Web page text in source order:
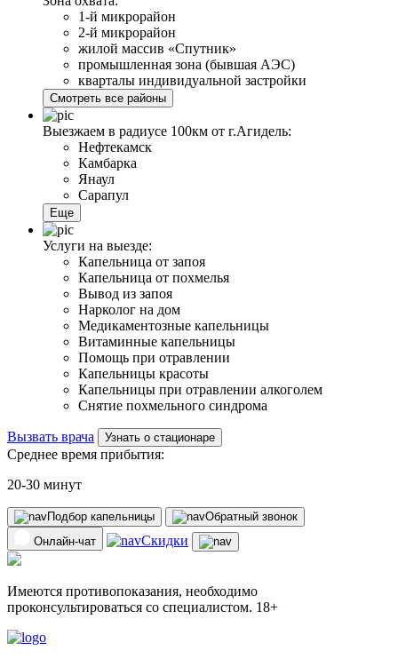
1-й микрорайон
2-й микрорайон
жилой массив «Спутник»
промышленная зона (бывшая АЭС)
кварталы индивидуальной застройки
Смотреть все районы
Выезжаем в радиусе 100км от г.Агидель:
Нефтекамск
Камбарка
Янаул
Сарапул
Еще
Услуги на выезде:
Капельница от запоя
Капельница от похмелья
Вывод из запоя
Нарколог на дом
Медикаментозные капельницы
Витаминные капельницы
Помощь при отравлении
Капельницы красоты
Капельницы при отравлении алкоголем
Снятие похмельного синдрома
Вызвать врача Узнать о стационаре
Среднее время прибытия:
20-30 минут
Подбор капельницы
Обратный звонок
Онлайн-чат
Скидки
Имеются противопоказания, необходимо
проконсультироваться со специалистом. 18+